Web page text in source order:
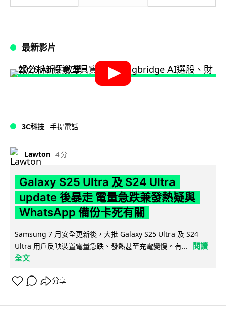
最新影片
3C科技 手提電話
Lawton 4 分
Galaxy S25 Ultra 及 S24 Ultra
update 後暴走 電量急跌兼發熱疑與
WhatsApp 備份卡死有關
Samsung 7 月安全更新後，大批 Galaxy S25 Ultra 及 S24
Ultra 用戶反映裝置電量急跌、發熱甚至充電變慢。有...
閱讀
全文
分享